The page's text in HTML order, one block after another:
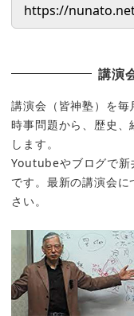
講演
講演会（皆神塾）を毎
時事問題から、歴史
します。
Youtubeやブログで新
です。最新の講演会
さい。